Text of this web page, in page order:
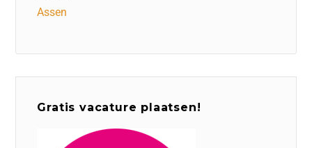
Assen
Gratis vacature plaatsen!